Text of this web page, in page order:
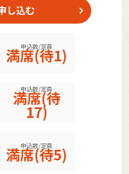
し込む
申込数/定員
満席(待1)
申込数/定員
満席(待
17)
申込数/定員
満席(待5)